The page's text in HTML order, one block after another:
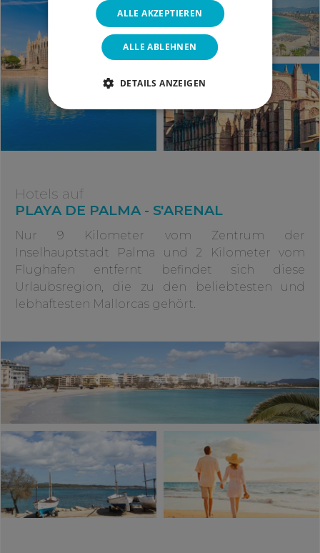
Hotels auf
PLAYA DE PALMA - S'ARENAL
Nur 9 Kilometer vom Zentrum der
Inselhauptstadt Palma und 2 Kilometer vom
Flughafen entfernt befindet sich diese
Urlaubsregion, die zu den beliebtesten und
lebhaftesten Mallorcas gehört.
ALLE AKZEPTIEREN
ALLE ABLEHNEN
DETAILS ANZEIGEN